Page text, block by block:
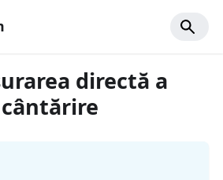
directă a